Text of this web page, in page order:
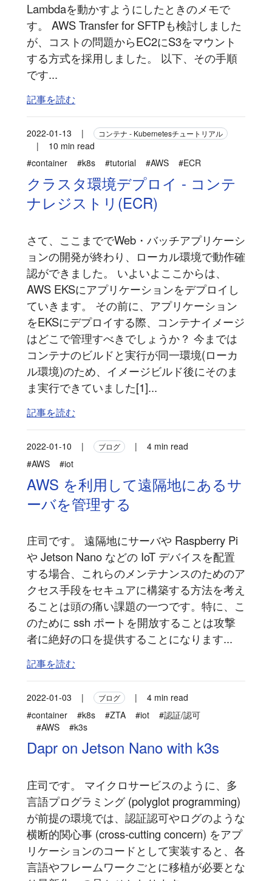
Lambdaを動かすようにしたときのメモで
す。 AWS Transfer for SFTPも検討しました
が、コストの問題からEC2にS3をマウント
する方式を採用しました。 以下、その手順
です...
記事を読む
2022-01-13 | コンテナ - Kubernetesチュートリアル
|
10 min read
#container
#k8s #tutorial #AWS #ECR
クラスタ環境デプロイ - コンテ
ナレジストリ(ECR)
さて、ここまででWeb・バッチアプリケーシ
ョンの開発が終わり、ローカル環境で動作確
認ができました。 いよいよここからは、
AWS EKSにアプリケーションをデプロイし
ていきます。 その前に、アプリケーション
をEKSにデプロイする際、コンテナイメージ
はどこで管理すべきでしょうか？ 今までは
コンテナのビルドと実行が同一環境(ローカ
ル環境)のため、イメージビルド後にそのま
ま実行できていました[1]...
記事を読む
2022-01-10 | ブログ |
4 min read
#AWS
#iot
AWS を利用して遠隔地にあるサ
ーバを管理する
庄司です。 遠隔地にサーバや Raspberry Pi
や Jetson Nano などの IoT デバイスを配置
する場合、これらのメンテナンスのためのア
クセス手段をセキュアに構築する方法を考え
ることは頭の痛い課題の一つです。特に、こ
のために ssh ポートを開放することは攻撃
者に絶好の口を提供することになります...
記事を読む
2022-01-03 | ブログ |
4 min read
#container
#k8s #ZTA #iot
#認証/認可
#AWS
#k3s
Dapr on Jetson Nano with k3s
庄司です。 マイクロサービスのように、多
言語プログラミング (polyglot programming)
が前提の環境では、認証認可やログのような
横断的関心事 (cross-cutting concern) をアプ
リケーションのコードとして実装すると、各
言語やフレームワークごとに移植が必要とな